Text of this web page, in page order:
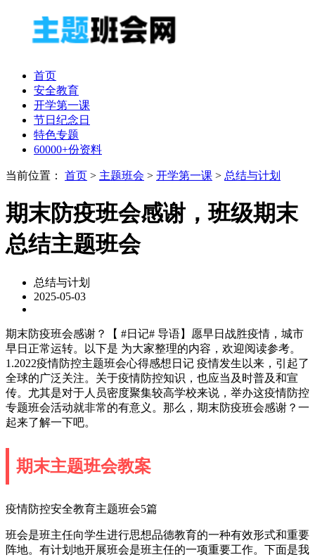
首页
安全教育
开学第一课
节日纪念日
特色专题
60000+份资料
当前位置： 首页 > 主题班会 > 开学第一课 > 总结与计划
期末防疫班会感谢，班级期末
总结主题班会
总结与计划
2025-05-03
期末防疫班会感谢？【 #日记# 导语】愿早日战胜疫情，城市
早日正常运转。以下是 为大家整理的内容，欢迎阅读参考。
1.2022疫情防控主题班会心得感想日记 疫情发生以来，引起了
全球的广泛关注。关于疫情防控知识，也应当及时普及和宣
传。尤其是对于人员密度聚集较高学校来说，举办这疫情防控
专题班会活动就非常的有意义。那么，期末防疫班会感谢？一
起来了解一下吧。
期末主题班会教案
疫情防控安全教育主题班会5篇
班会是班主任向学生进行思想品德教育的一种有效形式和重要
阵地。有计划地开展班会是班主任的一项重要工作。下面是我